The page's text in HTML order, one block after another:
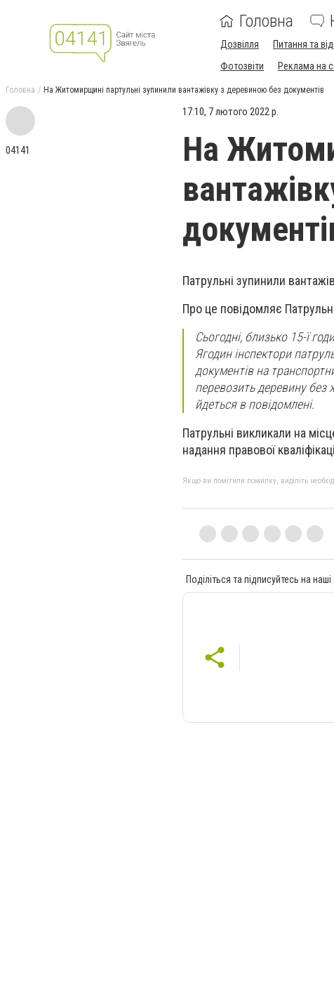
Головна
Дозвілля Питання та
Фотозвіти
Реклама на
Головна На Житомирщині партульні зупинили вантажівку з деревиною без документів
04141
17:10, 7 лютого 2022 р.
На
Патрульні зупинили
Про це повідомляє
Сьогодні, близько 15-ї
Ягодин інспектори
документів на
перевозить деревину без
йдеться в повідомлені.
Патрульні викликали на
надання правової
Якщо ви помітили помилку, виділіть
Поділіться та підписуйтесь на